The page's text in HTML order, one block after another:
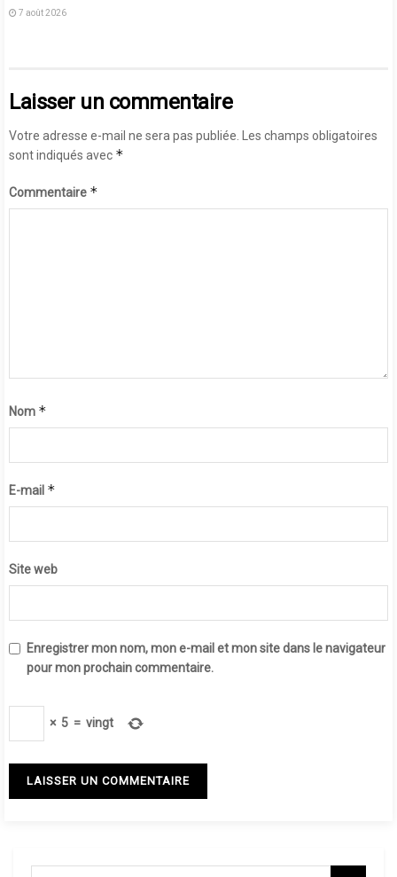
7 août 2026
Laisser un commentaire
Votre adresse e-mail ne sera pas publiée.
Les champs obligatoires
sont indiqués avec *
Commentaire *
Nom *
E-mail *
Site web
Enregistrer mon nom, mon e-mail et mon site dans le navigateur
pour mon prochain commentaire.
× 5 = vingt